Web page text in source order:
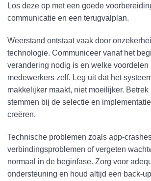
Los deze op met een goede
communicatie en een terugvalplan.
Weerstand ontstaat vaak door
technologie. Communiceer vanaf het
verandering nodig is en welke voordelen
medewerkers zelf. Leg uit dat het
makkelijker maakt, niet moeilijker. Betrek
stemmen bij de selectie en
creëren.
Technische problemen zoals app-
verbindingsproblemen of vergeten
normaal in de beginfase. Zorg voor
ondersteuning en houd altijd een back-